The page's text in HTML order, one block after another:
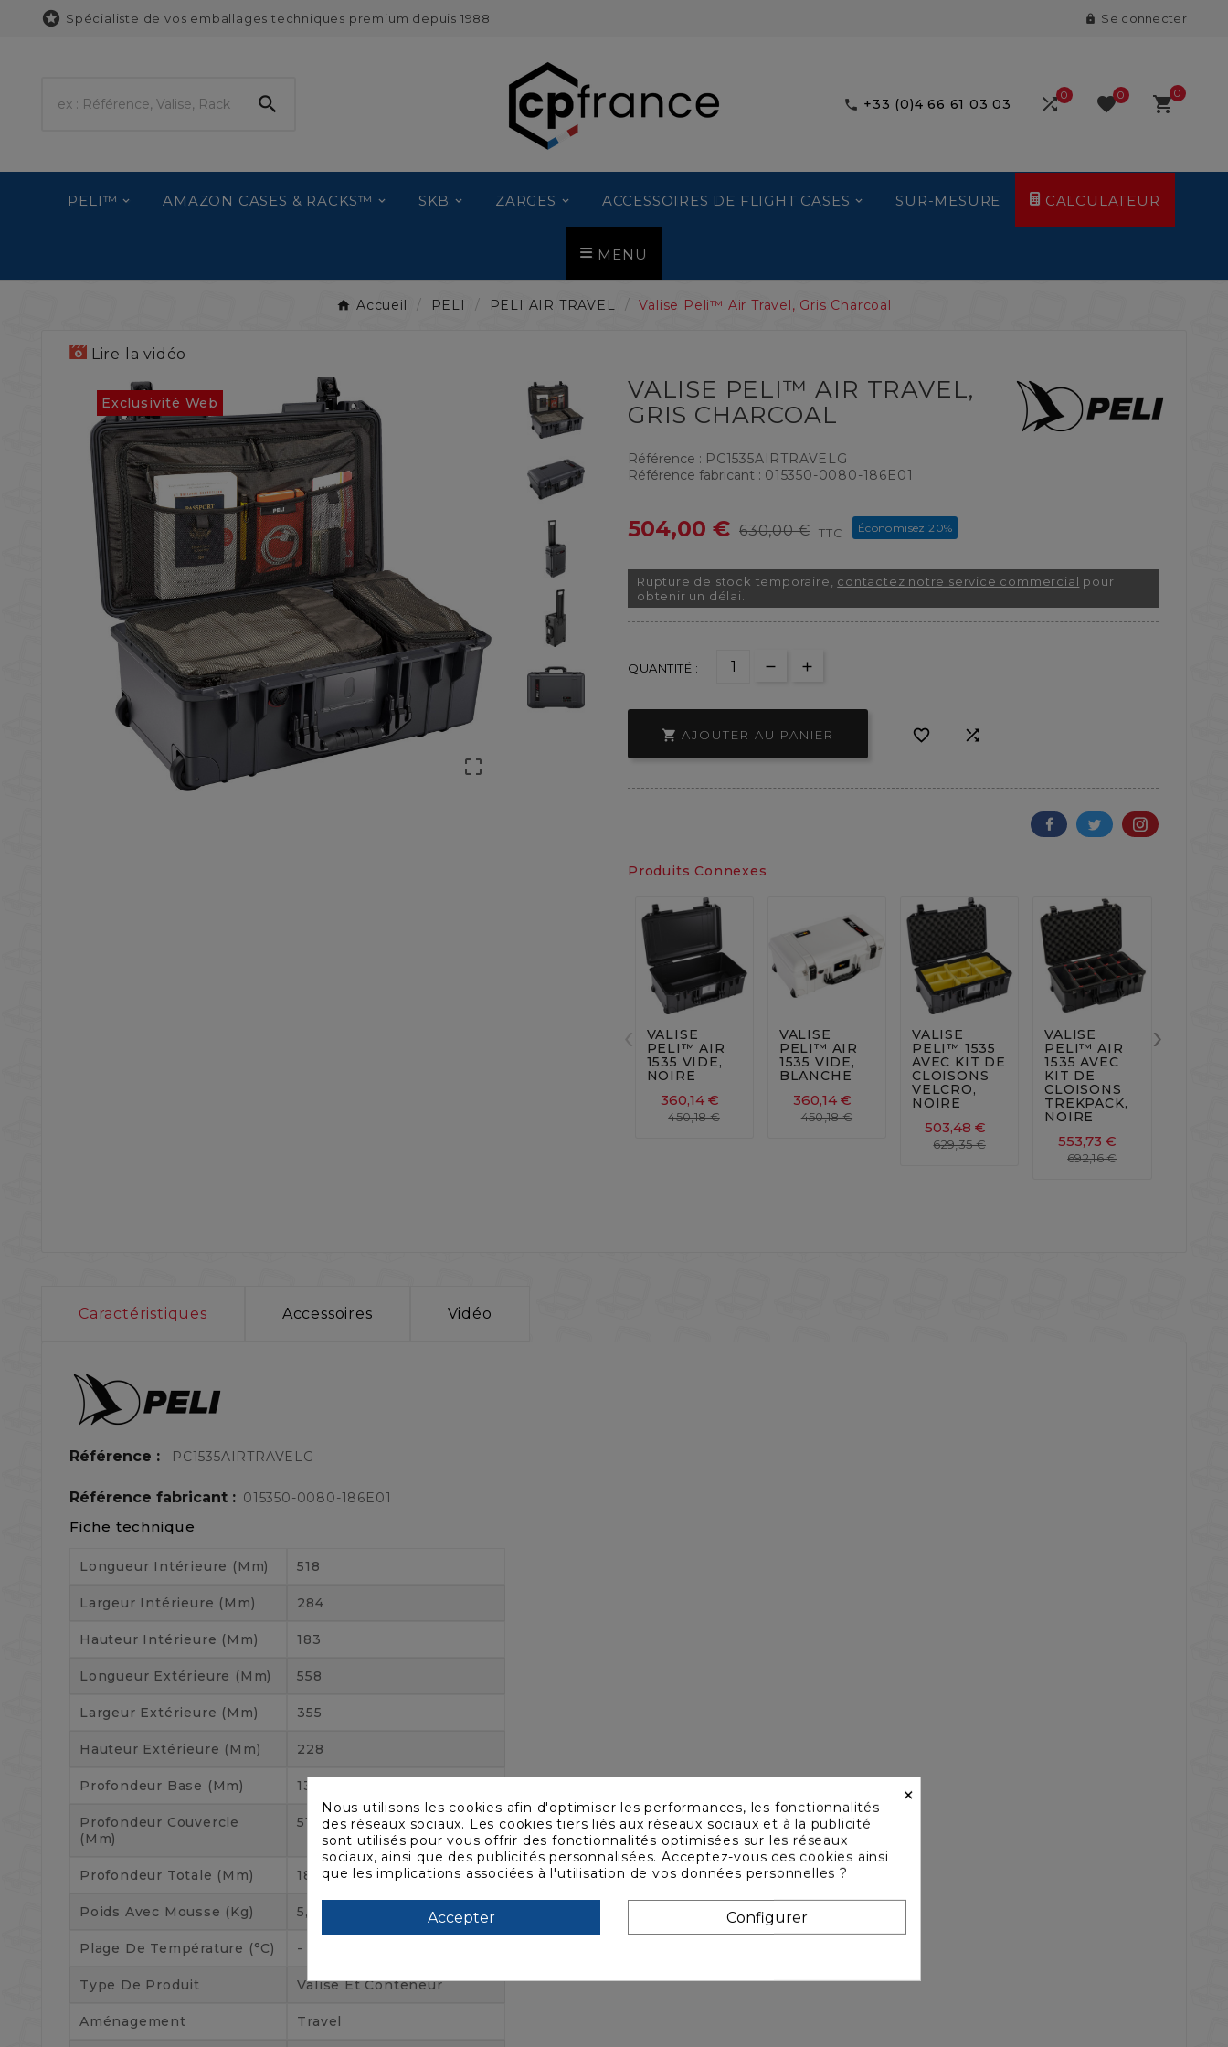
 Spécialiste de vos emballages techniques premium depuis 1988  Se connecter
  +33 (0)4 66 61 03 03 0 0 
0
PELI™ AMAZON CASES & RACKS™ SKB ZARGES ACCESSOIRES DE FLIGHT CASES SUR-MESURE CALCULATEUR
MENU
Accueil PELI PELI AIR TRAVEL Valise Peli™ Air Travel, Gris Charcoal
Lire la vidéo
Exclusivité Web

VALISE PELI™ AIR TRAVEL,
GRIS CHARCOAL
Référence : PC1535AIRTRAVELG
Référence fabricant : 015350-0080-186E01
504,00 € 630,00 € TTC Économisez 20%
Rupture de stock temporaire, contactez notre service commercial pour
obtenir un délai.
QUANTITÉ :
 AJOUTER AU PANIER  
Produits Connexes
 
VALISE
PELI™ AIR
1535 VIDE,
NOIRE
360,14 €
450,18 €

VALISE
PELI™ AIR
1535 VIDE,
BLANCHE
360,14 €
450,18 €
 
VALISE
PELI™ 1535
AVEC KIT DE
CLOISONS
VELCRO,
NOIRE
503,48 €
629,35 €
 
VALISE
PELI™ AIR
1535 AVEC
KIT DE
CLOISONS
TREKPACK,
NOIRE
553,73 €
692,16 €
›
Caractéristiques Accessoires Vidéo
Référence : PC1535AIRTRAVELG
Référence fabricant : 015350-0080-186E01
Fiche technique
Longueur Intérieure (mm) 518
Largeur Intérieure (mm) 284
Hauteur Intérieure (mm) 183
Longueur Extérieure (mm) 558
Largeur Extérieure (mm) 355
Hauteur Extérieure (mm) 228
Profondeur Base (mm) 132
Profondeur Couvercle
(mm)
51
Profondeur Totale (mm) 183
Poids Avec Mousse (kg) 5,5
Plage De Température (°C) - 51 À + 71°C
Type De Produit Valise Et Conteneur
Aménagement Travel
×
Nous utilisons les cookies afin d'optimiser les performances, les fonctionnalités
des réseaux sociaux. Les cookies tiers liés aux réseaux sociaux et à la publicité
sont utilisés pour vous offrir des fonctionnalités optimisées sur les réseaux
sociaux, ainsi que des publicités personnalisées. Acceptez-vous ces cookies ainsi
que les implications associées à l'utilisation de vos données personnelles ?
Accepter Configurer